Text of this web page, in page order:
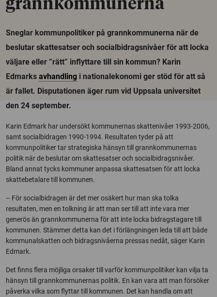
grannkommunerna
Sneglar kommunpolitiker på grannkommunerna när de
beslutar skattesatser och socialbidragsnivåer för att locka
väljare eller ”rätt” inflyttare till sin kommun? Karin
Edmarks avhandling i nationalekonomi ger stöd för att så
är fallet. Disputationen äger rum vid Uppsala universitet
den 24 september.
Karin Edmark har undersökt kommunernas skattenivåer 1993-2006,
samt socialbidragen 1990-1994. Resultaten tyder på att
kommunpolitiker tar strategiska hänsyn till grannkommunernas
politik när de beslutar om skattesatser och socialbidragsnivåer.
Bland annat tycks kommuner anpassa skattesatsen för att locka
skattebetalare till kommunen.
– För socialbidragen är det mer osäkert hur man ska tolka
resultaten, men en tolkning är att man ser till att inte vara mer
generös än grannkommunerna för att inte locka bidragstagare till
kommunen. Stämmer detta kan det i förlängningen leda till att både
kommunalskatten och bidragsnivåerna pressas nedåt, säger Karin
Edmark.
Det finns flera möjliga orsaker till varför kommunpolitiker kan vilja ta
hänsyn till grannkommunernas politik. En kan vara att man försöker
påverka vilka som flyttar till kommunen. Det kan handla om att